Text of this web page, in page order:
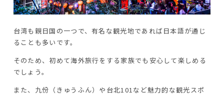
台湾も親日国の一つで、有名な観光地であれば日本語が通じ
ることも多いです。
そのため、初めて海外旅行をする家族でも安心して楽しめる
でしょう。
また、九份（きゅうふん）や台北101など魅力的な観光スポ